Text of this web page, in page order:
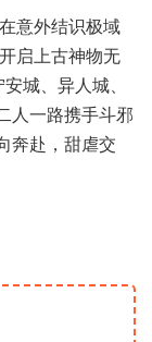
意外结识极域
启上古神物无
城、异人城、
人一路携手斗邪
奔赴，甜虐交